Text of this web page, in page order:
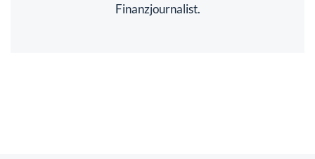
Finanzjournalist.